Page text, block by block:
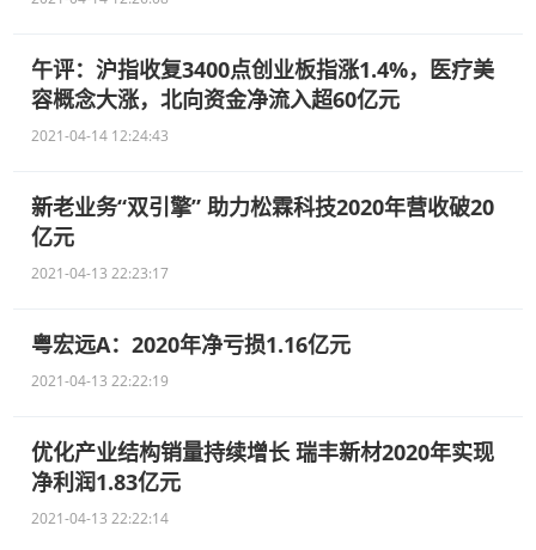
午评：沪指收复3400点创业板指涨1.4%，医疗美
容概念大涨，北向资金净流入超60亿元
2021-04-14 12:24:43
新老业务“双引擎” 助力松霖科技2020年营收破20
亿元
2021-04-13 22:23:17
粤宏远A：2020年净亏损1.16亿元
2021-04-13 22:22:19
优化产业结构销量持续增长 瑞丰新材2020年实现
净利润1.83亿元
2021-04-13 22:22:14